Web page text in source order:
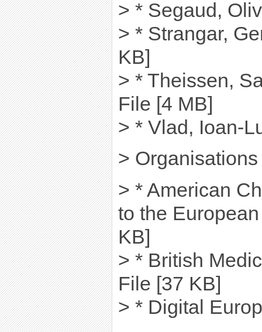
> * Segaud,
> * Strangar,
KB]
> * Theissen,
File [4 MB]
> * Vlad, Ioan-
> Organisations
> * American
to the
KB]
> * British
File [37 KB]
> * Digital